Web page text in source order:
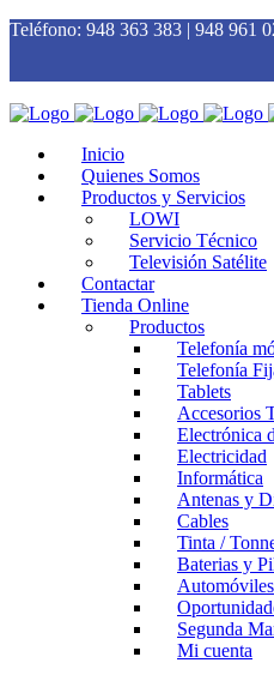
Teléfono: 948 363 383 | 948 961
Inicio
Quienes Somos
Productos y Servicios
LOWI
Servicio Técnico
Televisión Satélite
Contactar
Tienda Online
Productos
Telefonía
Telefonía
Tablets
Accesorios
Electrónica
Electricidad
Informática
Antenas y
Cables
Tinta /
Baterias y
Automóviles
Segunda
Mi cuenta